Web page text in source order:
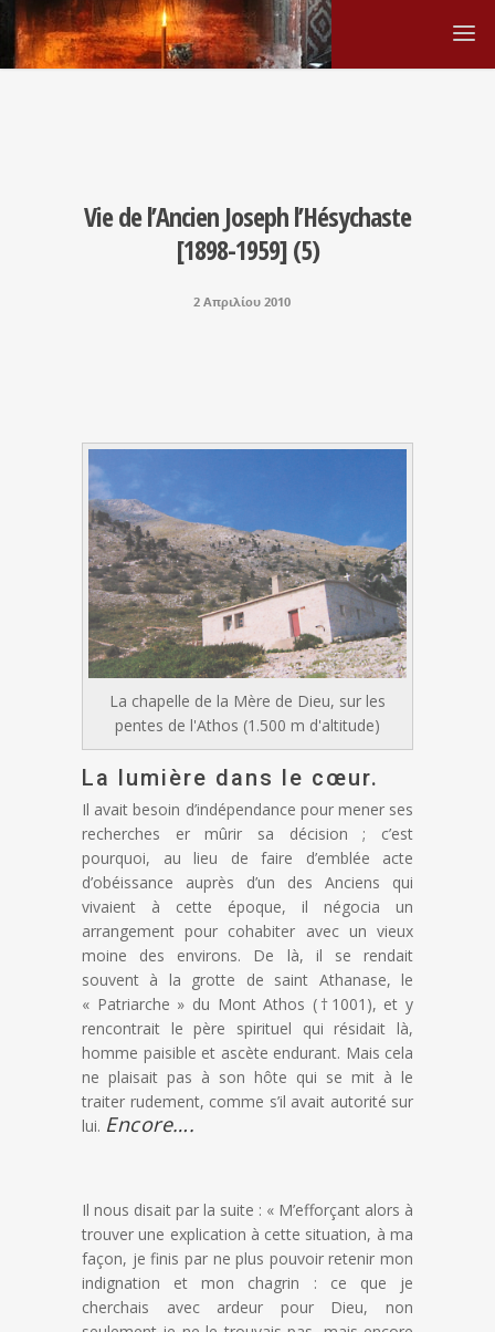
Vie de l’Ancien Joseph l’Hésychaste
[1898-1959] (5)
2 Απριλίου 2010
La chapelle de la Mère de Dieu, sur les
pentes de l'Athos (1.500 m d'altitude)
La lumière dans le cœur.
Il avait besoin d’indépendance pour mener ses
recherches er mûrir sa décision ; c’est
pourquoi, au lieu de faire d’emblée acte
d’obéissance auprès d’un des Anciens qui
vivaient à cette époque, il négocia un
arrangement pour cohabiter avec un vieux
moine des environs. De là, il se rendait
souvent à la grotte de saint Athanase, le
« Patriarche » du Mont Athos (†1001), et y
rencontrait le père spirituel qui résidait là,
homme paisible et ascète endurant. Mais cela
ne plaisait pas à son hôte qui se mit à le
traiter rudement, comme s’il avait autorité sur
lui. Encore….
Il nous disait par la suite : « M’efforçant alors à
trouver une explication à cette situation, à ma
façon, je finis par ne plus pouvoir retenir mon
indignation et mon chagrin : ce que je
cherchais avec ardeur pour Dieu, non